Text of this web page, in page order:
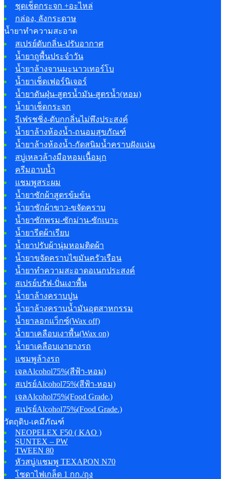
ชุดเช็ดกระจก +อะไหล่
กล่อง, ลังกระดาษ
น้ำยาทำความสะอาด
สเปรย์ดับกลิ่น-ปรับอากาศ
น้ำยาถูพื้นประจำวัน
น้ำยาล้างจานมะนาวเทอร์โบ
น้ำยาเช็ดเฟอร์นิเจอร์
น้ำยาดันฝุ่น-สูตรน้ำมัน-สูตรน้ำ(หอม)
น้ำยาเช็ดกระจก
รีเฟรชชิ่ง-ดับกกลิ่นไม่พึงประสงค์
น้ำยาล้างห้องน้ำ-ถนอมสุขภัณฑ์
น้ำยาล้างห้องน้ำ-กัดสนิมน้ำคราบฝังแน่น
สบู่เหลวล้างมือหอมเนื้อมุก
ครีมอาบน้ำ
แชมพูสระผม
น้ำยาซักผ้าสูตรข้มข้น
น้ำยาซักผ้าขาว-ขจัดคราบ
น้ำยาซักพรม-ซักม่าน-ซักเบาะ
น้ำยารีดผ้าเรียบ
น้ำยาปรับผ้านุ่มหอมติดผ้า
น้ำยาขจัดคราบไขมันครัวเรือน
น้ำยาทำความสะอาดอเนกประสงค์
สเปรย์บรัฟ-ปั่นเงาพื้น
น้ำยาล้างคราบปูน
น้ำยาล้างคราบน้ำมันอุตสาหกรรม
น้ำยาลอกแว็กซ์(Wax off)
น้ำยาเคลือบเงาพื้น(Wax on)
น้ำยาเคลือบเงายางรถ
แชมพูล้างรถ
เจลAlcohol75%(สีฟ้า-หอม)
สเปรย์Alcohol75%(สีฟ้า-หอม)
เจลAlcohol75%(Food Grade.)
สเปรย์Alcohol75%(Food Grade.)
วัตถุดิบ-เคมีภัณฑ์
NEOPELEX F50 ( KAO )
SUNTEX – PW
TWEEN 80
หัวสบู่/แชมพู TEXAPON N70
โซดาไฟเกล็ด 1 กก./ถุง